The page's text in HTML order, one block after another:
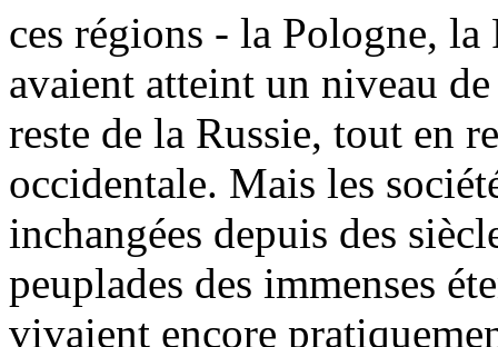
ces régions - la Pologne,
avaient atteint un niveau
reste de la Russie, tout en
occidentale. Mais les
inchangées depuis des
peuplades des immenses
vivaient encore